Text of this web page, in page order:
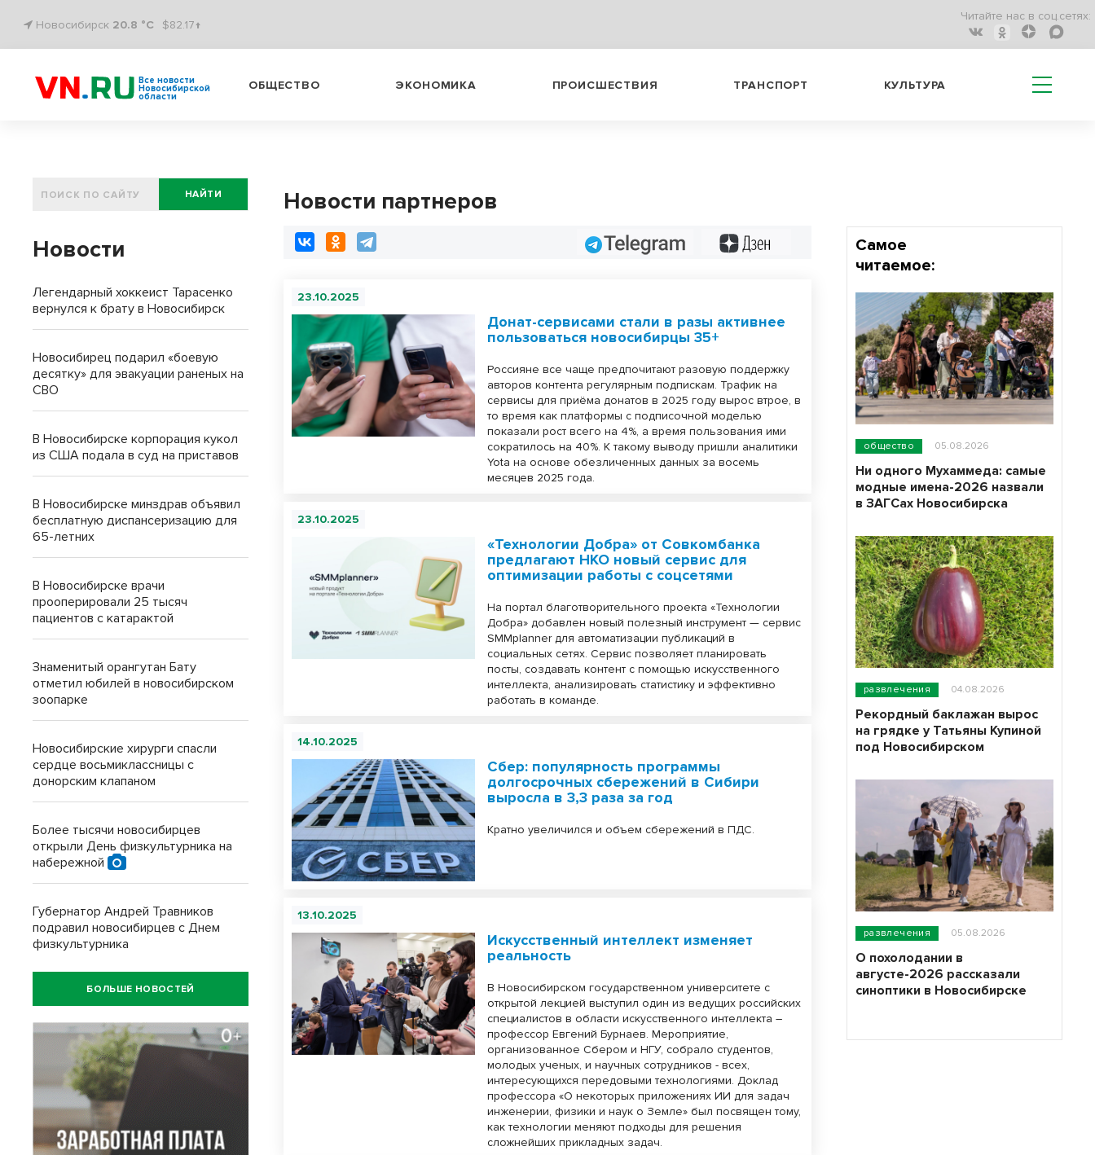
Новосибирск 20.8 °C $82.17↑
Читайте нас в соц.сетях:
Все новости
Новосибирской
области
ОБЩЕСТВО ЭКОНОМИКА ПРОИСШЕСТВИЯ ТРАНСПОРТ КУЛЬТУРА
Новости партнеров
Telegram
23.10.2025
Донат-сервисами стали в разы активнее
пользоваться новосибирцы 35+
Россияне все чаще предпочитают разовую поддержку
авторов контента регулярным подпискам. Трафик на
сервисы для приёма донатов в 2025 году вырос втрое, в
то время как платформы с подписочной моделью
показали рост всего на 4%, а время пользования ими
сократилось на 40%. К такому выводу пришли аналитики
Yota на основе обезличенных данных за восемь
месяцев 2025 года.
23.10.2025
«Технологии Добра» от Совкомбанка
предлагают НКО новый сервис для
оптимизации работы с соцсетями
На портал благотворительного проекта «Технологии
Добра» добавлен новый полезный инструмент — сервис
SMMplanner для автоматизации публикаций в
социальных сетях. Сервис позволяет планировать
посты, создавать контент с помощью искусственного
интеллекта, анализировать статистику и эффективно
работать в команде.
14.10.2025
Сбер: популярность программы
долгосрочных сбережений в Сибири
выросла в 3,3 раза за год
Кратно увеличился и объем сбережений в ПДС.
13.10.2025
Искусственный интеллект изменяет
реальность
В Новосибирском государственном университете с
открытой лекцией выступил один из ведущих российских
специалистов в области искусственного интеллекта –
профессор Евгений Бурнаев. Мероприятие,
организованное Сбером и НГУ, собрало студентов,
молодых ученых, и научных сотрудников - всех,
интересующихся передовыми технологиями. Доклад
профессора «О некоторых приложениях ИИ для задач
инженерии, физики и наук о Земле» был посвящен тому,
как технологии меняют подходы для решения
сложнейших прикладных задач.
НАЙТИ
Новости
Легендарный хоккеист Тарасенко
вернулся к брату в Новосибирск
Новосибирец подарил «боевую
десятку» для эвакуации раненых на
СВО
В Новосибирске корпорация кукол
из США подала в суд на приставов
В Новосибирске минздрав объявил
бесплатную диспансеризацию для
65-летних
В Новосибирске врачи
прооперировали 25 тысяч
пациентов с катарактой
Знаменитый орангутан Бату
отметил юбилей в новосибирском
зоопарке
Новосибирские хирурги спасли
сердце восьмиклассницы с
донорским клапаном
Более тысячи новосибирцев
открыли День физкультурника на
набережной
Губернатор Андрей Травников
подравил новосибирцев с Днем
физкультурника
БОЛЬШЕ НОВОСТЕЙ
Самое
читаемое:
общество 05.08.2026
Ни одного Мухаммеда: самые
модные имена-2026 назвали
в ЗАГСах Новосибирска
развлечения 04.08.2026
Рекордный баклажан вырос
на грядке у Татьяны Купиной
под Новосибирском
развлечения 05.08.2026
О похолодании в
августе-2026 рассказали
синоптики в Новосибирске